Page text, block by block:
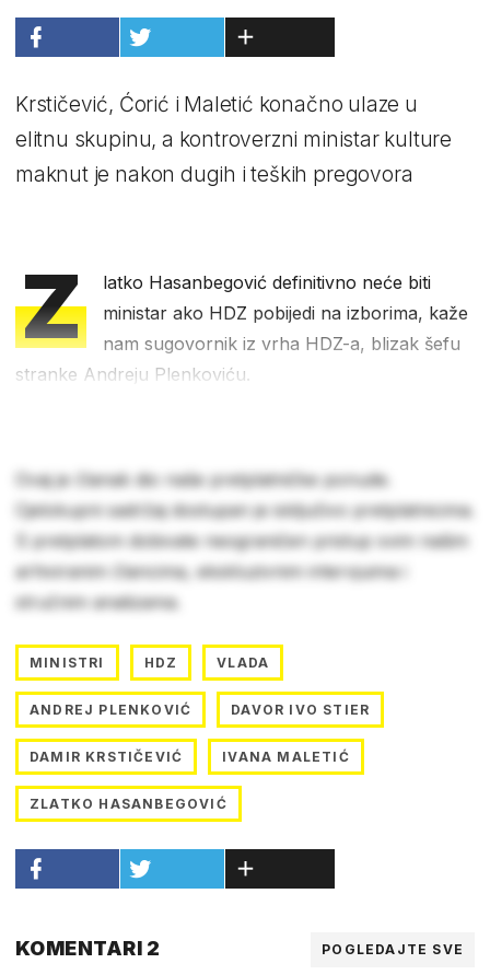
Krstičević, Ćorić i Maletić konačno ulaze u
elitnu skupinu, a kontroverzni ministar kulture
maknut je nakon dugih i teških pregovora
Z
latko Hasanbegović definitivno neće biti
ministar ako HDZ pobijedi na izborima, kaže
nam sugovornik iz vrha HDZ-a, blizak šefu
stranke Andreju Plenkoviću.
Ovaj je članak dio naše pretplatničke ponude.
Cjelokupni sadržaj dostupan je isključivo pretplatnicima.
S pretplatom dobivate neograničen pristup svim našim
arhiviranim člancima, ekskluzivnim intervjuima i
stručnim analizama.
MINISTRI HDZ VLADA
ANDREJ PLENKOVIĆ DAVOR IVO STIER
DAMIR KRSTIČEVIĆ IVANA MALETIĆ
ZLATKO HASANBEGOVIĆ
KOMENTARI 2 POGLEDAJTE SVE